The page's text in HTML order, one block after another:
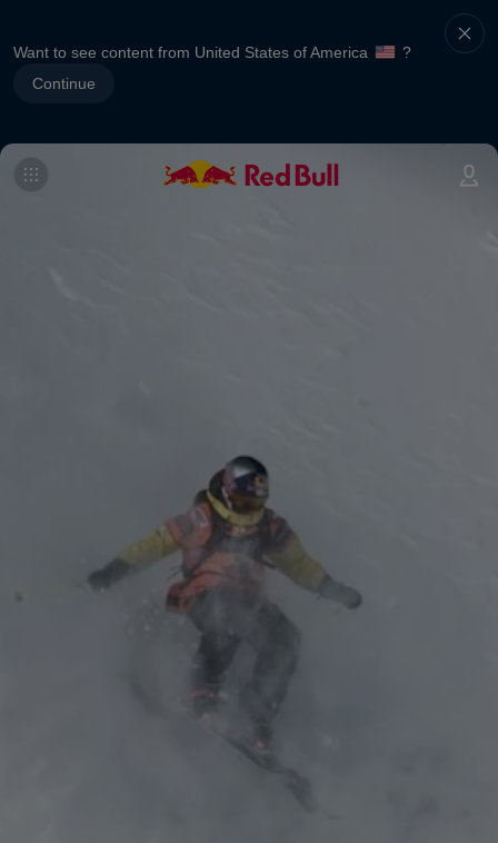
Want to see content from United States of America
?
Continue